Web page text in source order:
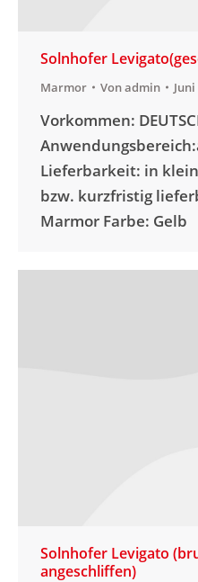
Solnhofer
Marmor Vonadmin Juni
Vorkommen:
Lieferbarkeit: in
bzw. kurzfristig
Marmor Farbe: Gelb
Solnhofer Levigato
angeschliffen)